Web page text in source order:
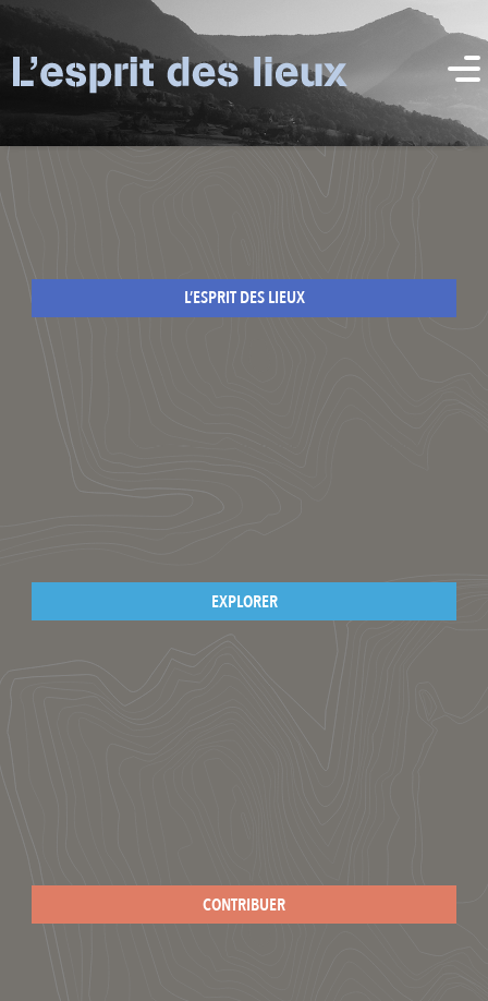
L’ESPRIT DES LIEUX
EXPLORER
CONTRIBUER